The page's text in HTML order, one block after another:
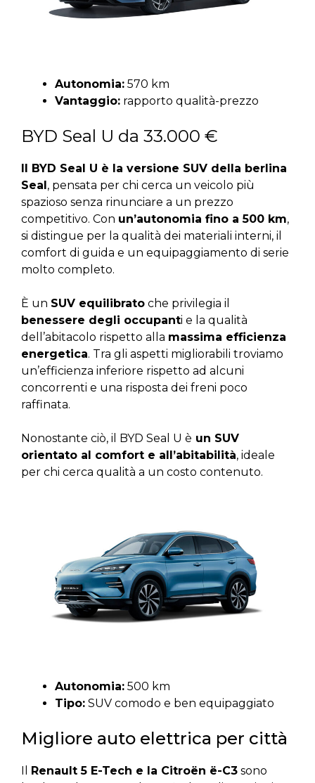
Autonomia: 570 km
Vantaggio: rapporto qualità-prezzo
BYD Seal U da 33.000 €
Il BYD Seal U è la versione SUV della berlina
Seal, pensata per chi cerca un veicolo più
spazioso senza rinunciare a un prezzo
competitivo. Con un’autonomia fino a 500 km,
si distingue per la qualità dei materiali interni, il
comfort di guida e un equipaggiamento di serie
molto completo.
È un SUV equilibrato che privilegia il
benessere degli occupanti e la qualità
dell’abitacolo rispetto alla massima efficienza
energetica. Tra gli aspetti migliorabili troviamo
un’efficienza inferiore rispetto ad alcuni
concorrenti e una risposta dei freni poco
raffinata.
Nonostante ciò, il BYD Seal U è un SUV
orientato al comfort e all’abitabilità, ideale
per chi cerca qualità a un costo contenuto.
Autonomia: 500 km
Tipo: SUV comodo e ben equipaggiato
Migliore auto elettrica per città
Il Renault 5 E-Tech e la Citroën ë-C3 sono